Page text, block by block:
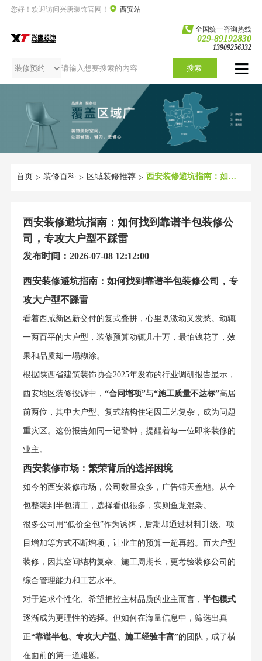
您好！欢迎访问兴唐装饰官网！ 西安站
全国统一咨询热线
029-89192830
13909256332
搜索
首页 > 装修百科 > 区域装修推荐 > 西安装修避坑指南：如何找到靠谱半包装修公司，专攻大户型不踩雷
西安装修避坑指南：如何找到靠谱半包装修公
司，专攻大户型不踩雷
发布时间：2026-07-08 12:12:00
西安装修避坑指南：如何找到靠谱半包装修公司，专
攻大户型不踩雷
看着西咸新区新交付的复式叠拼，心里既激动又发愁。动辄
一两百平的大户型，装修预算动辄几十万，最怕钱花了，效
果和品质却一塌糊涂。
根据陕西省建筑装饰协会2025年发布的行业调研报告显示，
西安地区装修投诉中， “合同增项”与“施工质量不达标”高居
前两位，其中大户型、复式结构住宅因工艺复杂，成为问题
重灾区。这份报告如同一记警钟，提醒着每一位即将装修的
业主。
西安装修市场：繁荣背后的选择困境
如今的西安装修市场，公司数量众多，广告铺天盖地。从全
包整装到半包清工，选择看似很多，实则鱼龙混杂。
很多公司用“低价全包”作为诱饵，后期却通过材料升级、项
目增加等方式不断增项，让业主的预算一超再超。而大户型
装修，因其空间结构复杂、施工周期长，更考验装修公司的
综合管理能力和工艺水平。
对于追求个性化、希望把控主材品质的业主而言， 半包模式
逐渐成为更理性的选择。但如何在海量信息中，筛选出真
正“靠谱半包、专攻大户型、施工经验丰富”的团队，成了横
在面前的第一道难题。